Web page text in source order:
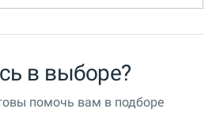
в выборе?
помочь вам в подборе